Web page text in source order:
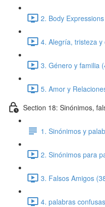
2. Body
4. Alegría, tristeza
3. Género y familia
5. Amor y
Section 18: Sinónimos,
1. Sinónimos y
2. Sinónimos para
3. Falsos Amigos
4. palabras